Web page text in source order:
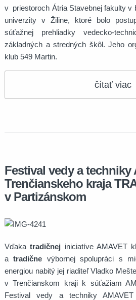
v priestoroch Átria Stavebnej fakulty v
univerzity v Žiline, ktoré bolo
súťažnej prehliadky vedecko-
základných a stredných škôl. Jeho
klub 549 Martin.
čítať viac
Festival vedy a techniky
Trenčianskeho kraja
v Partizánskom
Vďakatradičnej iniciatíve AMAVET
atradične výbornej spolupráci s
energiou nabitý jej riaditeľ Vladko
v Trenčianskom kraji k súťažiam
Festival vedy a techniky